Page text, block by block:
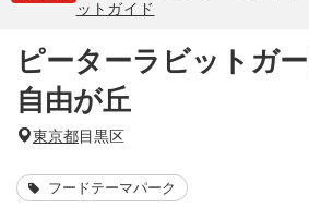
ットガイド
ピーターラビットガ
自由が丘
東京都目黒区
フードテーマパーク